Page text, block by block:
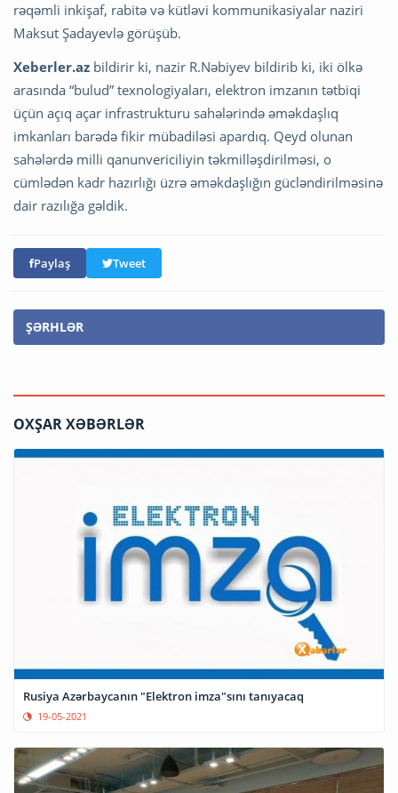
rəqəmli inkişaf, rabitə və kütləvi kommunikasiyalar naziri
Maksut Şadayevlə görüşüb.
Xeberler.az bildirir ki, nazir R.Nəbiyev bildirib ki, iki ölkə
arasında “bulud” texnologiyaları, elektron imzanın tətbiqi
üçün açıq açar infrastrukturu sahələrində əməkdaşlıq
imkanları barədə fikir mübadiləsi apardıq. Qeyd olunan
sahələrdə milli qanunvericiliyin təkmilləşdirilməsi, o
cümlədən kadr hazırlığı üzrə əməkdaşlığın gücləndirilməsinə
dair razılığa gəldik.
Paylaş Tweet
ŞƏRHLƏR
OXŞAR XƏBƏRLƏR
Rusiya Azərbaycanın "Elektron imza"sını tanıyacaq
19-05-2021